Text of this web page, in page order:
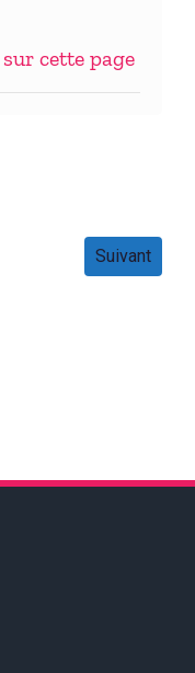
cette page
Suivant